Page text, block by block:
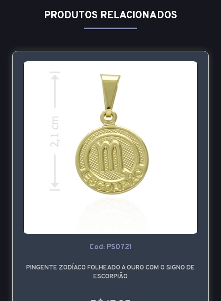
PRODUTOS RELACIONADOS
Cod: PS0721
PINGENTE ZODÍACO FOLHEADO A OURO COM O SIGNO DE
ESCORPIÃO